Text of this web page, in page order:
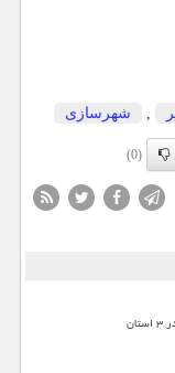
شهرسازی
(0)